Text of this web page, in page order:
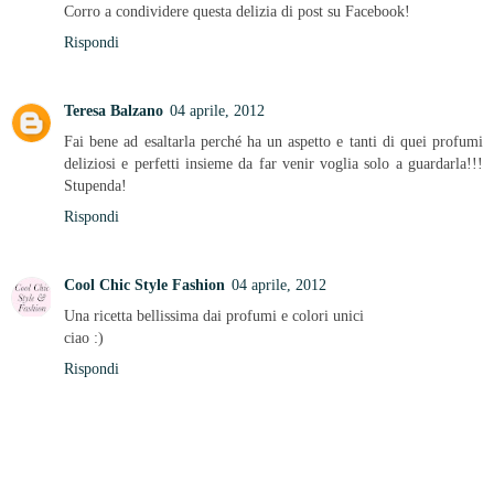
Corro a condividere questa delizia di post su Facebook!
Rispondi
Teresa Balzano 04 aprile, 2012
Fai bene ad esaltarla perché ha un aspetto e tanti di quei profumi
deliziosi e perfetti insieme da far venir voglia solo a guardarla!!!
Stupenda!
Rispondi
Cool Chic Style Fashion 04 aprile, 2012
Una ricetta bellissima dai profumi e colori unici
ciao :)
Rispondi